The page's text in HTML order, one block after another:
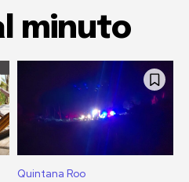
minuto
Quintana Roo